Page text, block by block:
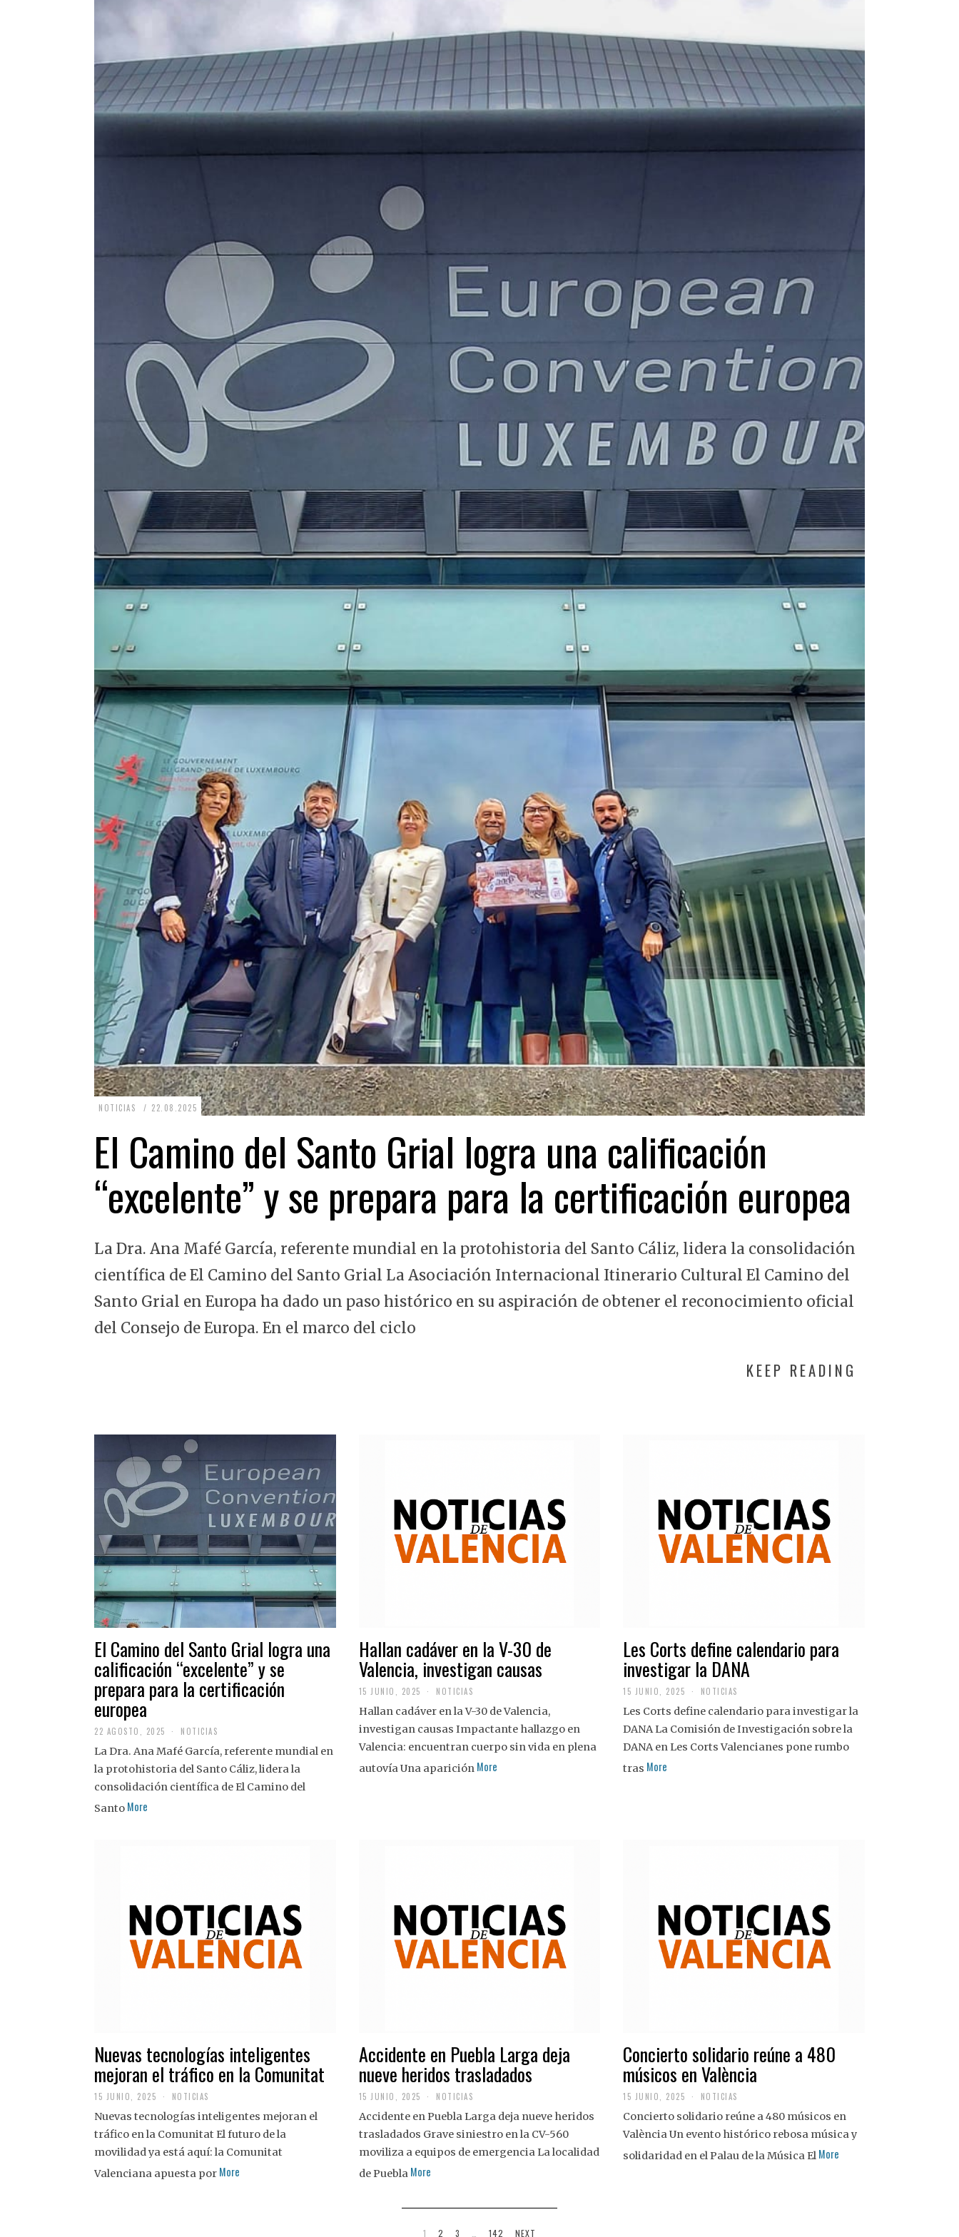
NOTICIAS 22.08.2025 2
.
0
0
2
El Camino del Santo Grial logra una calificación
“excelente” y se prepara para la certificación europea
La Dra. Ana Mafé García, referente mundial en la protohistoria del Santo Cáliz, lidera la consolidación
científica de El Camino del Santo Grial La Asociación Internacional Itinerario Cultural El Camino del
Santo Grial en Europa ha dado un paso histórico en su aspiración de obtener el reconocimiento oficial
del Consejo de Europa. En el marco del ciclo
KEEP READING
El Camino del Santo Grial logra una
calificación “excelente” y se
prepara para la certificación
europea
22 AGOSTO, 2025
A
G
O
S
NOTICIAS
La Dra. Ana Mafé García, referente mundial en
la protohistoria del Santo Cáliz, lidera la
consolidación científica de El Camino del
Santo More
Hallan cadáver en la V-30 de
Valencia, investigan causas
15 JUNIO, 2025 NOTICIAS
Hallan cadáver en la V-30 de Valencia,
investigan causas Impactante hallazgo en
Valencia: encuentran cuerpo sin vida en plena
autovía Una aparición More
Les Corts define calendario para
investigar la DANA
15 JUNIO, 2025 NOTICIAS
Les Corts define calendario para investigar la
DANA La Comisión de Investigación sobre la
DANA en Les Corts Valencianes pone rumbo
tras More
Nuevas tecnologías inteligentes
mejoran el tráfico en la Comunitat
15 JUNIO, 2025 NOTICIAS
Nuevas tecnologías inteligentes mejoran el
tráfico en la Comunitat El futuro de la
movilidad ya está aquí: la Comunitat
Valenciana apuesta por More
Accidente en Puebla Larga deja
nueve heridos trasladados
15 JUNIO, 2025 NOTICIAS
Accidente en Puebla Larga deja nueve heridos
trasladados Grave siniestro en la CV-560
moviliza a equipos de emergencia La localidad
de Puebla More
Concierto solidario reúne a 480
músicos en València
15 JUNIO, 2025 NOTICIAS
Concierto solidario reúne a 480 músicos en
València Un evento histórico rebosa música y
solidaridad en el Palau de la Música El More
1 2 3 … 142 NEXT